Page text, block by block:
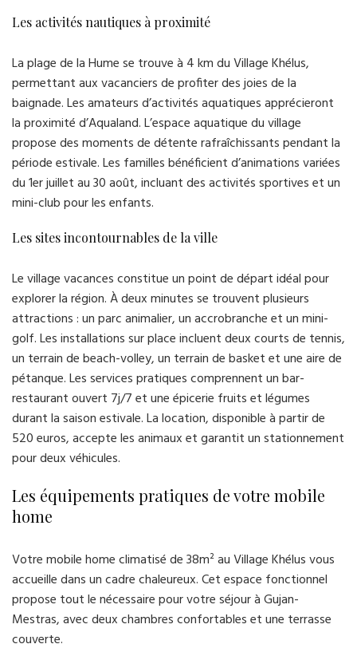
Les activités nautiques à proximité
La plage de la Hume se trouve à 4 km du Village Khélus,
permettant aux vacanciers de profiter des joies de la
baignade. Les amateurs d’activités aquatiques apprécieront
la proximité d’Aqualand. L’espace aquatique du village
propose des moments de détente rafraîchissants pendant la
période estivale. Les familles bénéficient d’animations variées
du 1er juillet au 30 août, incluant des activités sportives et un
mini-club pour les enfants.
Les sites incontournables de la ville
Le village vacances constitue un point de départ idéal pour
explorer la région. À deux minutes se trouvent plusieurs
attractions : un parc animalier, un accrobranche et un mini-
golf. Les installations sur place incluent deux courts de tennis,
un terrain de beach-volley, un terrain de basket et une aire de
pétanque. Les services pratiques comprennent un bar-
restaurant ouvert 7j/7 et une épicerie fruits et légumes
durant la saison estivale. La location, disponible à partir de
520 euros, accepte les animaux et garantit un stationnement
pour deux véhicules.
Les équipements pratiques de votre mobile
home
Votre mobile home climatisé de 38m² au Village Khélus vous
accueille dans un cadre chaleureux. Cet espace fonctionnel
propose tout le nécessaire pour votre séjour à Gujan-
Mestras, avec deux chambres confortables et une terrasse
couverte.